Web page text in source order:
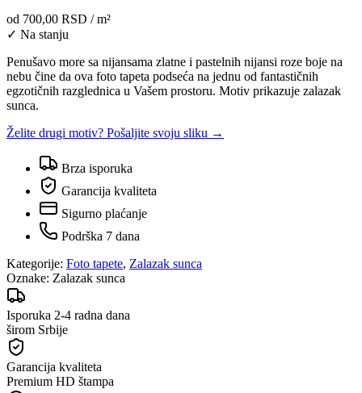
od 700,00 RSD / m²
✓ Na stanju
Penušavo more sa nijansama zlatne i pastelnih nijansi roze boje na
nebu čine da ova foto tapeta podseća na jednu od fantastičnih
egzotičnih razglednica u Vašem prostoru. Motiv prikazuje zalazak
sunca.
Želite drugi motiv? Pošaljite svoju sliku →
Brza isporuka
Garancija kvaliteta
Sigurno plaćanje
Podrška 7 dana
Kategorije: Foto tapete, Zalazak sunca
Oznake: Zalazak sunca
Isporuka 2-4 radna dana
širom Srbije
Garancija kvaliteta
Premium HD štampa